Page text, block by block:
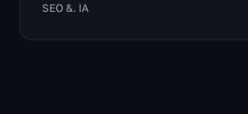
SEO &. IA